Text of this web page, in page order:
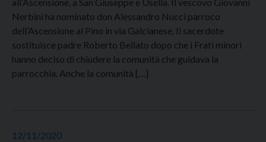
Nerbini ha nominato don Alessandro Nucci parroco
dell’Ascensione al Pino in via Galcianese. Il sacerdote
sostituisce padre Roberto Bellato dopo che i Frati minori
hanno deciso di chiudere la comunità che guidava la
parrocchia. Anche la comunità […]
12/11/2020